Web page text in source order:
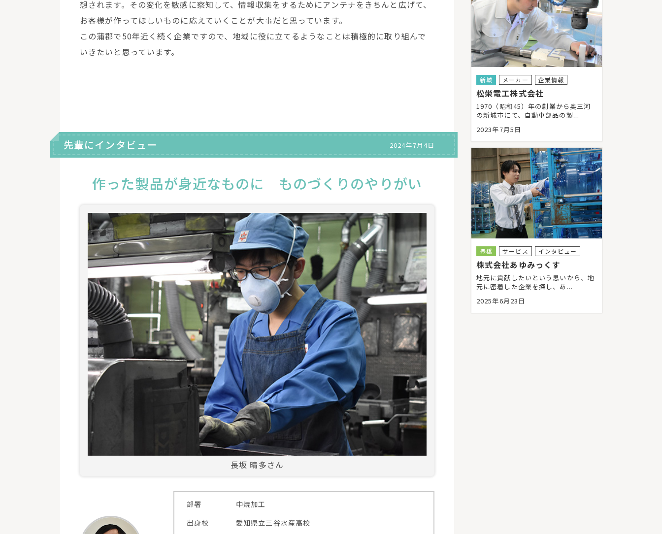
想されます。その変化を敏感に察知して、情報収集をするためにアンテナをきちんと広げて、
お客様が作ってほしいものに応えていくことが大事だと思っています。
この蒲郡で50年近く続く企業ですので、地域に役に立てるようなことは積極的に取り組んで
いきたいと思っています。
先輩にインタビュー 2024年7月4日
作った製品が身近なものに ものづくりのやりがい
長坂 晴多さん
部署
中焼加工
出身校
愛知県立三谷水産高校
新城 メーカー 企業情報
松栄電工株式会社
1970（昭和45）年の創業から奥三河
の新城市にて、自動車部品の製...
2023年7月5日
豊橋 サービス インタビュー
株式会社あゆみっくす
地元に貢献したいという思いから、地
元に密着した企業を探し、あ...
2025年6月23日